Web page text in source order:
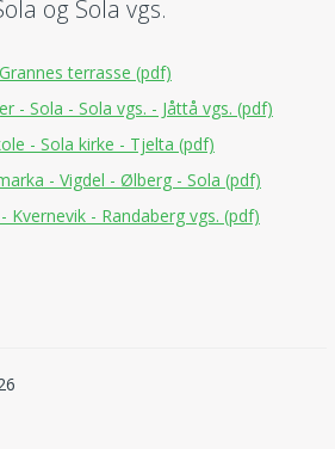
og Sola vgs.
terrasse (pdf)
- Sola - Sola vgs. - Jåttå vgs. (pdf)
- Sola kirke - Tjelta (pdf)
- Vigdel - Ølberg - Sola (pdf)
Kvernevik - Randaberg vgs. (pdf)